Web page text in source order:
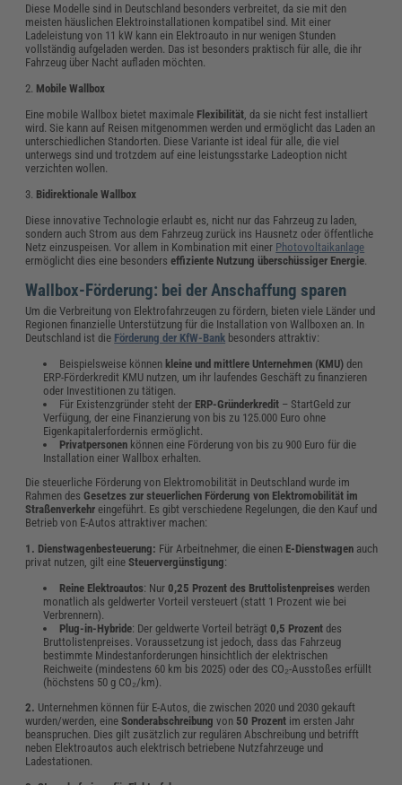
Diese Modelle sind in Deutschland besonders verbreitet, da sie mit den
meisten häuslichen Elektroinstallationen kompatibel sind. Mit einer
Ladeleistung von 11 kW kann ein Elektroauto in nur wenigen Stunden
vollständig aufgeladen werden. Das ist besonders praktisch für alle, die ihr
Fahrzeug über Nacht aufladen möchten.
2. Mobile Wallbox
Eine mobile Wallbox bietet maximale Flexibilität , da sie nicht fest installiert
wird. Sie kann auf Reisen mitgenommen werden und ermöglicht das Laden an
unterschiedlichen Standorten. Diese Variante ist ideal für alle, die viel
unterwegs sind und trotzdem auf eine leistungsstarke Ladeoption nicht
verzichten wollen.
3. Bidirektionale Wallbox
Diese innovative Technologie erlaubt es, nicht nur das Fahrzeug zu laden,
sondern auch Strom aus dem Fahrzeug zurück ins Hausnetz oder öffentliche
Netz einzuspeisen. Vor allem in Kombination mit einer Photovoltaikanlage
ermöglicht dies eine besonderseffiziente Nutzung überschüssiger Energie
Wallbox-Förderung: bei der Anschaffung sparen
Um die Verbreitung von Elektrofahrzeugen zu fördern, bieten viele Länder und
Regionen finanzielle Unterstützung für die Installation von Wallboxen an. In
Deutschland ist die Förderung der KfW-Bank besonders attraktiv:
Beispielsweise können kleine und mittlere Unternehmen (KMU) den
ERP-Förderkredit KMU nutzen, um ihr laufendes Geschäft zu finanzieren
oder Investitionen zu tätigen.
Für Existenzgründer steht der ERP-Gründerkredit – StartGeld zur
Verfügung, der eine Finanzierung von bis zu 125.000 Euro ohne
Eigenkapitalerfordernis ermöglicht.
Privatpersonen können eine Förderung von bis zu 900 Euro für die
Installation einer Wallbox erhalten.
Die steuerliche Förderung von Elektromobilität in Deutschland wurde im
Rahmen desGesetzes zur steuerlichen Förderung von Elektromobilität im
Straßenverkehr eingeführt. Es gibt verschiedene Regelungen, die den Kauf und
Betrieb von E-Autos attraktiver machen:
1. Dienstwagenbesteuerung: Für Arbeitnehmer, die einen E-Dienstwagen auch
privat nutzen, gilt eineSteuervergünstigung:
Reine Elektroautos: Nur 0,25 Prozent des Bruttolistenpreises werden
monatlich als geldwerter Vorteil versteuert (statt 1 Prozent wie bei
Verbrennern).
Plug-in-Hybride: Der geldwerte Vorteil beträgt 0,5 Prozent des
Bruttolistenpreises. Voraussetzung ist jedoch, dass das Fahrzeug
bestimmte Mindestanforderungen hinsichtlich der elektrischen
Reichweite (mindestens 60 km bis 2025) oder des CO₂-Ausstoßes erfüllt
(höchstens 50 g CO₂/km).
2. Unternehmen können für E-Autos, die zwischen 2020 und 2030 gekauft
wurden/werden, eineSonderabschreibung von 50 Prozent im ersten Jahr
beanspruchen. Dies gilt zusätzlich zur regulären Abschreibung und betrifft
neben Elektroautos auch elektrisch betriebene Nutzfahrzeuge und
Ladestationen.